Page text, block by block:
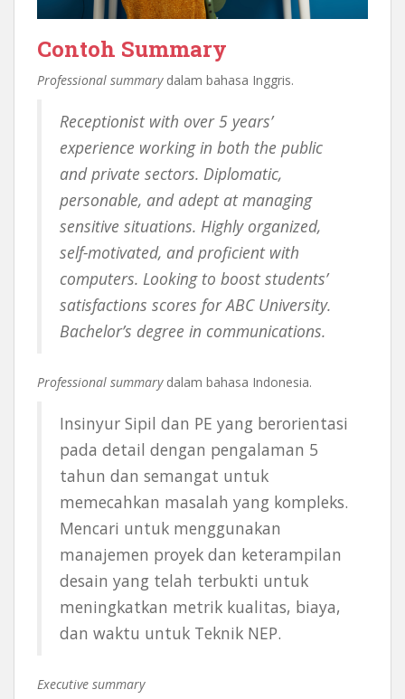
Contoh Summary
Professional summarydalam bahasa Inggris.
Receptionist with over 5 years’
experience working in both the public
and private sectors. Diplomatic,
personable, and adept at managing
sensitive situations. Highly organized,
self-motivated, and proficient with
computers. Looking to boost students’
satisfactions scores for ABC University.
Bachelor’s degree in communications.
Professional summarydalam bahasa Indonesia.
Insinyur Sipil dan PE yang berorientasi
pada detail dengan pengalaman 5
tahun dan semangat untuk
memecahkan masalah yang kompleks.
Mencari untuk menggunakan
manajemen proyek dan keterampilan
desain yang telah terbukti untuk
meningkatkan metrik kualitas, biaya,
dan waktu untuk Teknik NEP.
Executive summary